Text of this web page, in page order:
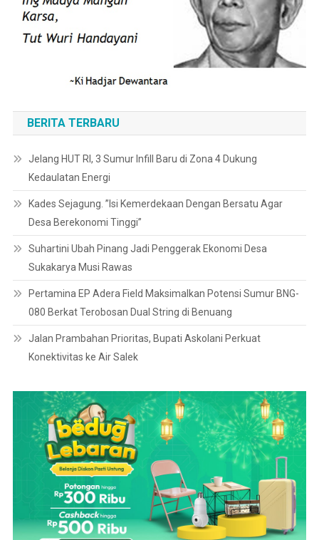
BERITA TERBARU
Jelang HUT RI, 3 Sumur Infill Baru di Zona 4 Dukung
Kedaulatan Energi
Kades Sejagung. ”Isi Kemerdekaan Dengan Bersatu Agar
Desa Berekonomi Tinggi”
Suhartini Ubah Pinang Jadi Penggerak Ekonomi Desa
Sukakarya Musi Rawas
Pertamina EP Adera Field Maksimalkan Potensi Sumur BNG-
080 Berkat Terobosan Dual String di Benuang
Jalan Prambahan Prioritas, Bupati Askolani Perkuat
Konektivitas ke Air Salek